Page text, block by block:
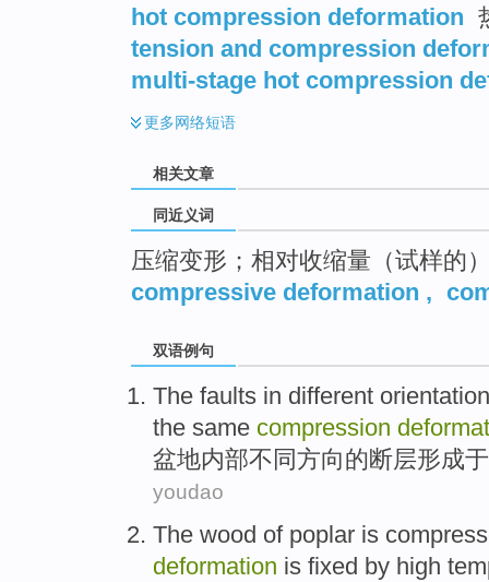
hot compression deformation
tension and compression
multi-stage hot compression
更多网络短语
相关文章
同近义词
压缩变形；相对收缩量（试样的
compressive deformation ,
双语例句
The faults in different
the same compression
盆地内部不同方向的断层形成于
youdao
The wood of poplar is
deformation is fixed by high